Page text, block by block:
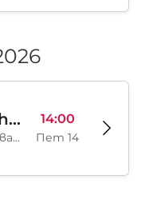
BLVKCAT Beach Festival 2026, Wake up Varvara
Wake UP Varvara, Варвара, BG
14:00
Пет 14